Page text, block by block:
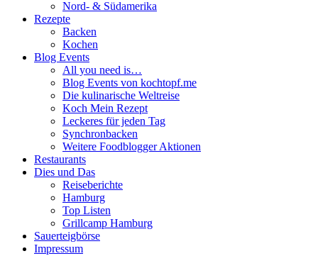
Nord- & Südamerika
Rezepte
Backen
Kochen
Blog Events
All you need is…
Blog Events von kochtopf.me
Die kulinarische Weltreise
Koch Mein Rezept
Leckeres für jeden Tag
Synchronbacken
Weitere Foodblogger Aktionen
Restaurants
Dies und Das
Reiseberichte
Hamburg
Top Listen
Grillcamp Hamburg
Sauerteigbörse
Impressum